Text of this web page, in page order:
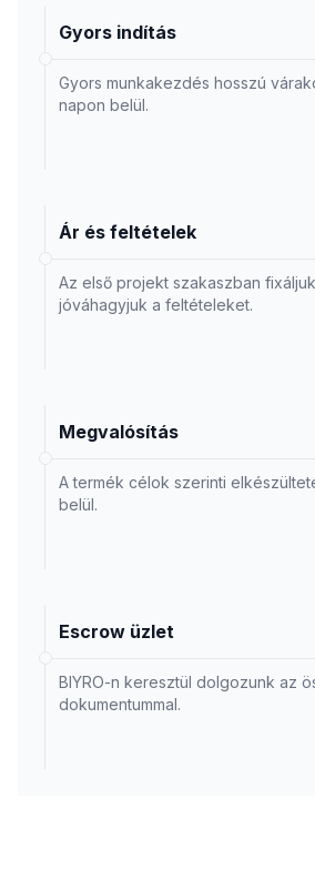
Gyors indítás
Gyors munkakezdés hosszú
napon belül.
Ár és feltételek
Az első projekt szakaszban
jóváhagyjuk a feltételeket.
Megvalósítás
A termék célok szerinti
belül.
Escrow üzlet
BIYRO-n keresztül dolgozunk az
dokumentummal.